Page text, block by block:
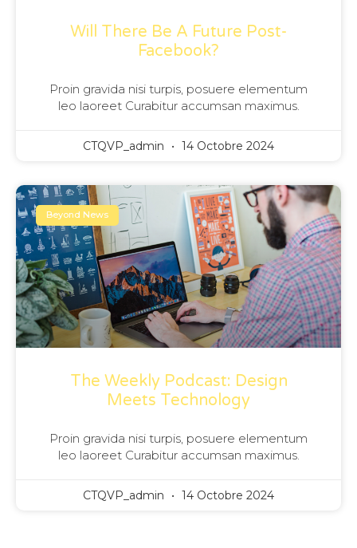
Will There Be A Future Post-
Facebook?
Proin gravida nisi turpis, posuere elementum
leo laoreet Curabitur accumsan maximus.
CTQVP_admin 14 Octobre 2024
Beyond News
The Weekly Podcast: Design
Meets Technology
Proin gravida nisi turpis, posuere elementum
leo laoreet Curabitur accumsan maximus.
CTQVP_admin 14 Octobre 2024